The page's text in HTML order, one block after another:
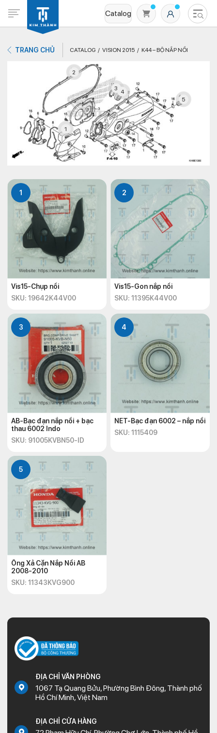
Catalog
Không có sản phẩm nào trong giỏ hàng
TRANG CHỦ CATALOG VISION 2015 K44 – BỘ NẮP NỒI
1
2
3 4
5
1
Vis15-Chụp nồi
SKU: 19642K44V00
2
Vis15-Gon nắp nồi
SKU: 11395K44V00
3
AB-Bạc đạn nắp nồi + bạc
thau 6002 Indo
SKU: 91005KVBN50-ID
4
NET-Bạc đạn 6002 – nắp nồi
SKU: 1115409
5
Ống Xả Cặn Nắp Nồi AB
2008-2010
SKU: 11343KVG900
ĐỊA CHỈ VĂN PHÒNG
1067 Tạ Quang Bửu, Phường Bình Đông, Thành phố
Hồ Chí Minh, Việt Nam
ĐỊA CHỈ CỬA HÀNG